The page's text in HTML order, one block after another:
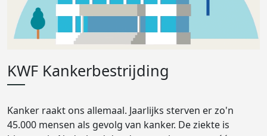
KWF Kankerbestrijding
Kanker raakt ons allemaal. Jaarlijks sterven er zo'n
45.000 mensen als gevolg van kanker. De ziekte is